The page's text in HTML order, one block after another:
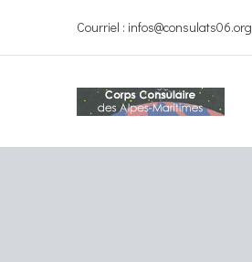
Courriel : infos@consulats06.org